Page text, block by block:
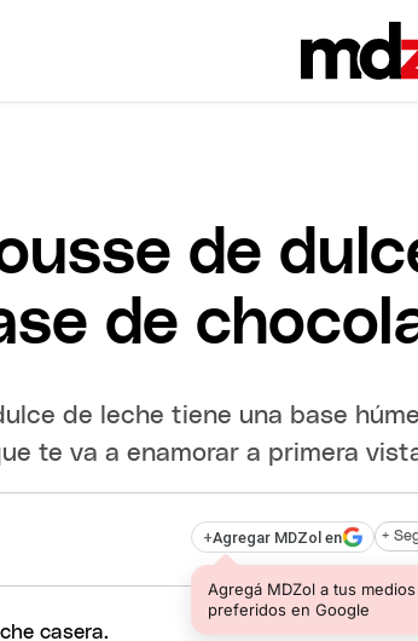
de
de
de leche tiene una base
te va a enamorar a primera
+Agregar MDZol en
Agregá MDZol a tus medios
preferidos en Google
+